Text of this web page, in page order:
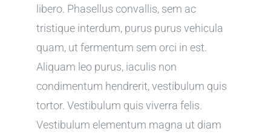
libero. Phasellus convallis, sem ac
tristique interdum, purus purus vehicula
quam, ut fermentum sem orci in est.
Aliquam leo purus, iaculis non
condimentum hendrerit, vestibulum quis
tortor. Vestibulum quis viverra felis.
Vestibulum elementum magna ut diam